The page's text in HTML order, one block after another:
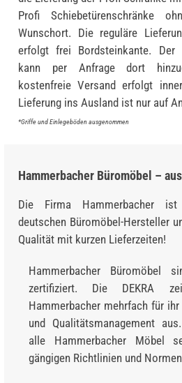
Profi Schiebetürenschränke
Wunschort. Die reguläre
erfolgt frei Bordsteinkante. Der
kann per Anfrage dort
kostenfreie Versand erfolgt
Lieferung ins Ausland ist nur auf
*Griffe und Einlegeböden ausgenommen
Hammerbacher Büromöbel –
Die Firma Hammerbacher
deutschen Büromöbel-Hersteller
Qualität mit kurzen Lieferzeiten!
Hammerbacher Büromöbel
zertifiziert. Die DEKRA
Hammerbacher mehrfach für
und Qualitätsmanagement
alle Hammerbacher Möbel
gängigen Richtlinien und